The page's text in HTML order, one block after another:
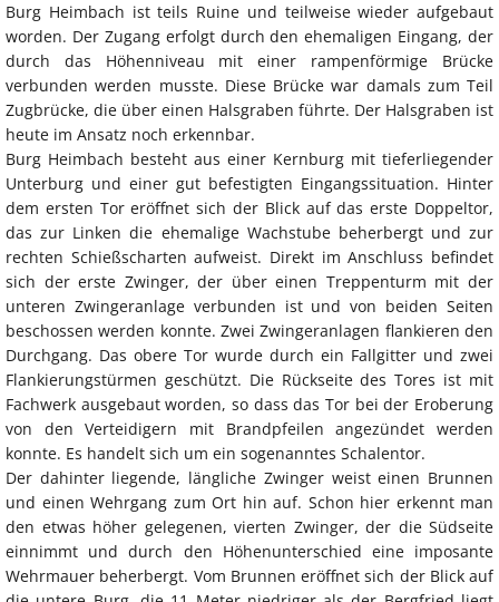
Burg Heimbach ist teils Ruine und teilweise wieder aufgebaut
worden. Der Zugang erfolgt durch den ehemaligen Eingang, der
durch das Höhenniveau mit einer rampenförmige Brücke
verbunden werden musste. Diese Brücke war damals zum Teil
Zugbrücke, die über einen Halsgraben führte. Der Halsgraben ist
heute im Ansatz noch erkennbar.
Burg Heimbach besteht aus einer Kernburg mit tieferliegender
Unterburg und einer gut befestigten Eingangssituation. Hinter
dem ersten Tor eröffnet sich der Blick auf das erste Doppeltor,
das zur Linken die ehemalige Wachstube beherbergt und zur
rechten Schießscharten aufweist. Direkt im Anschluss befindet
sich der erste Zwinger, der über einen Treppenturm mit der
unteren Zwingeranlage verbunden ist und von beiden Seiten
beschossen werden konnte. Zwei Zwingeranlagen flankieren den
Durchgang. Das obere Tor wurde durch ein Fallgitter und zwei
Flankierungstürmen geschützt. Die Rückseite des Tores ist mit
Fachwerk ausgebaut worden, so dass das Tor bei der Eroberung
von den Verteidigern mit Brandpfeilen angezündet werden
konnte. Es handelt sich um ein sogenanntes Schalentor.
Der dahinter liegende, längliche Zwinger weist einen Brunnen
und einen Wehrgang zum Ort hin auf. Schon hier erkennt man
den etwas höher gelegenen, vierten Zwinger, der die Südseite
einnimmt und durch den Höhenunterschied eine imposante
Wehrmauer beherbergt. Vom Brunnen eröffnet sich der Blick auf